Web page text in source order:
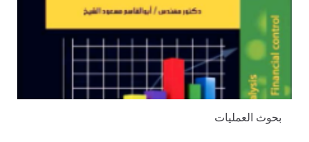
بحوث العمليات